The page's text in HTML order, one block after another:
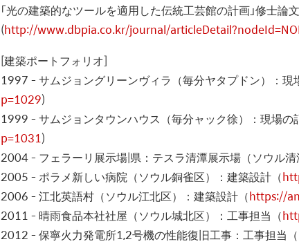
「光の建築的なツールを適用した伝統工芸館の計画」修士論文
(http://www.dbpia.co.kr/journal/
[建築ポートフォリオ]
1997 - サムジョングリーンヴィラ（毎分ヤタプドン）：現
p=1029)
1999 - サムジョンタウンハウス（毎分ャック徐）：現場の
p=1031)
2004 - フェラーリ展示場|県：テスラ清潭展示場（ソウル
2005 - ポラメ新しい病院（ソウル銅雀区）：建築設計（
2006 - 江北英語村（ソウル江北区）：建築設計（https://
2011 - 晴雨食品本社社屋（ソウル城北区）：工事担当（
2012 - 保寧火力発電所1,2号機の性能復旧工事：工事担当（